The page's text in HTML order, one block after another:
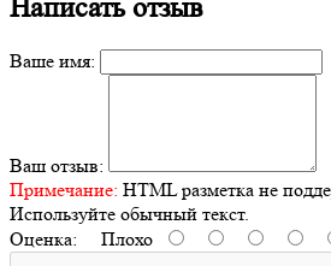
Написать отзыв
Ваше имя:
Ваш отзыв:
Примечание: HTML разметка не
Используйте обычный текст.
Оценка: Плохо